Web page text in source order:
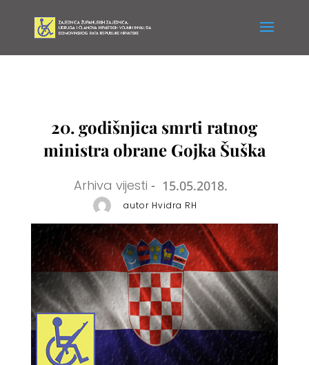
20. godišnjica smrti ratnog
ministra obrane Gojka Šuška
Arhiva vijesti - 15.05.2018.
autor Hvidra RH